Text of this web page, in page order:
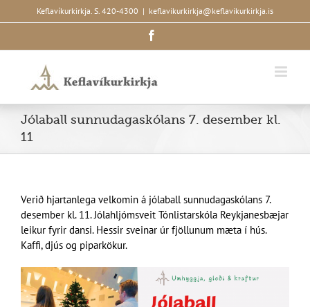
to
Keflavíkurkirkja. S. 420-4300 | keflavikurkirkja@keflavikurkirkja.is
Jólaball sunnudagaskólans 7. desember kl.
11
Verið hjartanlega velkomin á jólaball sunnudagaskólans 7.
desember kl. 11. Jólahljómsveit Tónlistarskóla Reykjanesbæjar
leikur fyrir dansi. Hessir sveinar úr fjöllunum mæta í hús.
Kaffi, djús og piparkökur.